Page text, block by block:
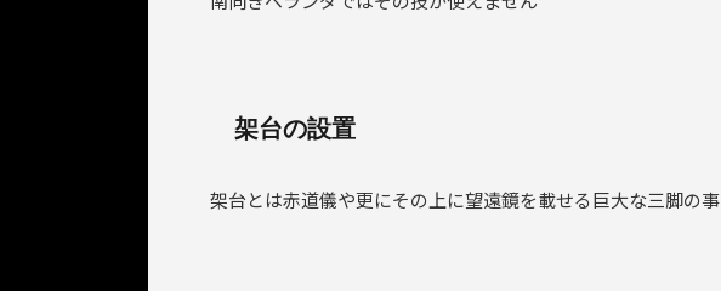
架台の設置
架台とは赤道儀や更にその上に望遠鏡を載せる巨大な三脚の事